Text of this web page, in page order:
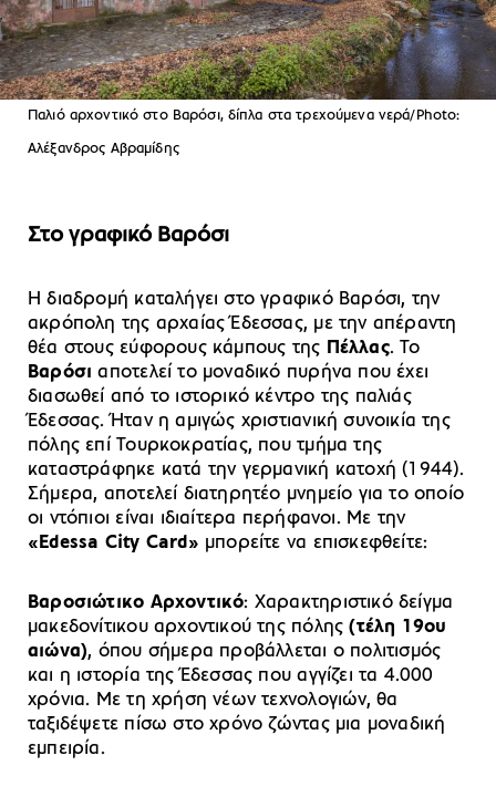
Παλιό αρχοντικό στο Βαρόσι, δίπλα στα τρεχούμενα νερά/Photo:
Αλέξανδρος Αβραμίδης
Στο γραφικό Βαρόσι
Η διαδρομή καταλήγει στο γραφικό Βαρόσι, την
ακρόπολη της αρχαίας Έδεσσας, με την απέραντη
θέα στους εύφορους κάμπους της Πέλλας. Το
Βαρόσι αποτελεί το μοναδικό πυρήνα που έχει
διασωθεί από το ιστορικό κέντρο της παλιάς
Έδεσσας. Ήταν η αμιγώς χριστιανική συνοικία της
πόλης επί Τουρκοκρατίας, που τμήμα της
καταστράφηκε κατά την γερμανική κατοχή (1944).
Σήμερα, αποτελεί διατηρητέο μνημείο για το οποίο
οι ντόπιοι είναι ιδιαίτερα περήφανοι. Με την
«Edessa City Card» μπορείτε να επισκεφθείτε:
Βαροσιώτικο Αρχοντικό: Χαρακτηριστικό δείγμα
μακεδονίτικου αρχοντικού της πόλης (τέλη 19ου
αιώνα), όπου σήμερα προβάλλεται ο πολιτισμός
και η ιστορία της Έδεσσας που αγγίζει τα 4.000
χρόνια. Με τη χρήση νέων τεχνολογιών, θα
ταξιδέψετε πίσω στο χρόνο ζώντας μια μοναδική
εμπειρία.